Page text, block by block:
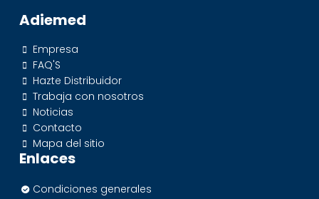
Adiemed
Empresa
FAQ'S
Hazte Distribuidor
Trabaja con nosotros
Noticias
Contacto
Mapa del sitio
Enlaces
Condiciones generales